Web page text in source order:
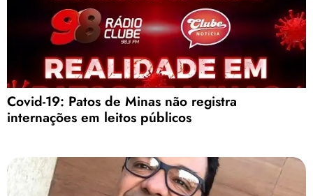
Covid-19: Patos de Minas não registra
internações em leitos públicos